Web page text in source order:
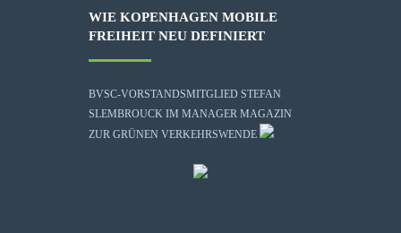
WIE KOPENHAGEN MOBILE
FREIHEIT NEU DEFINIERT
BVSC-VORSTANDSMITGLIED STEFAN
SLEMBROUCK IM MANAGER MAGAZIN
ZUR GRÜNEN VERKEHRSWENDE